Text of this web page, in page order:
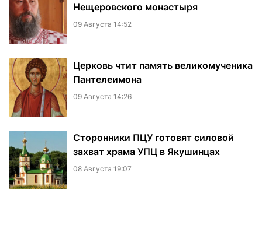
Нещеровского монастыря
09 Августа 14:52
Церковь чтит память великомученика
Пантелеимона
09 Августа 14:26
Сторонники ПЦУ готовят силовой
захват храма УПЦ в Якушинцах
08 Августа 19:07